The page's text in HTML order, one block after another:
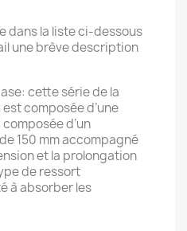
dans la liste ci-dessous
une brève description
cette série de la
composée d’une
d’un
150 mm accompagné
et la prolongation
de ressort
à absorber les